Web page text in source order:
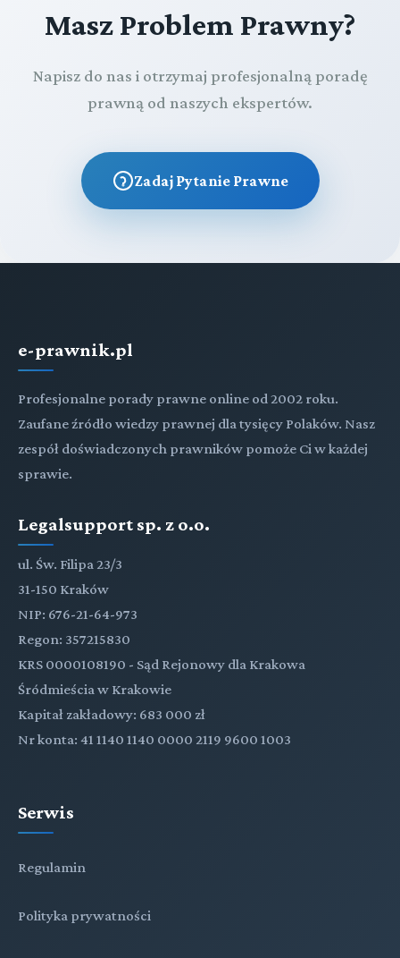
Masz Problem Prawny?
Napisz do nas i otrzymaj profesjonalną poradę
prawną od naszych ekspertów.
Zadaj Pytanie Prawne
e-prawnik.pl
Profesjonalne porady prawne online od 2002 roku.
Zaufane źródło wiedzy prawnej dla tysięcy Polaków. Nasz
zespół doświadczonych prawników pomoże Ci w każdej
sprawie.
Legalsupport sp. z o.o.
ul. Św. Filipa 23/3
31-150 Kraków
NIP: 676-21-64-973
Regon: 357215830
KRS 0000108190 - Sąd Rejonowy dla Krakowa
Śródmieścia w Krakowie
Kapitał zakładowy: 683 000 zł
Nr konta: 41 1140 1140 0000 2119 9600 1003
Serwis
Regulamin
Polityka prywatności